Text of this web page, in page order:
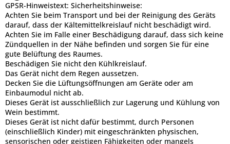
GPSR-Hinweistext: Sicherheitshinweise:
Achten Sie beim Transport und bei der Reinigung des Geräts
darauf, dass der Kältemittelkreislauf nicht beschädigt wird.
Achten Sie im Falle einer Beschädigung darauf, dass sich keine
Zündquellen in der Nähe befinden und sorgen Sie für eine
gute Belüftung des Raumes.
Beschädigen Sie nicht den Kühlkreislauf.
Das Gerät nicht dem Regen aussetzen.
Decken Sie die Lüftungsöffnungen am Geräte oder am
Einbaumodul nicht ab.
Dieses Gerät ist ausschließlich zur Lagerung und Kühlung von
Wein bestimmt.
Dieses Gerät ist nicht dafür bestimmt, durch Personen
(einschließlich Kinder) mit eingeschränkten physischen,
sensorischen oder geistigen Fähigkeiten oder mangels